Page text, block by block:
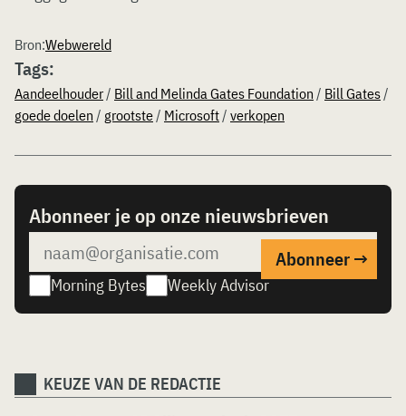
Bron:Webwereld
Tags:
Aandeelhouder/ Bill and Melinda Gates Foundation / Bill Gates/
goede doelen / grootste/ Microsoft/ verkopen
Abonneer je op onze nieuwsbrieven
Morning Bytes Weekly Advisor
KEUZE VAN DE REDACTIE